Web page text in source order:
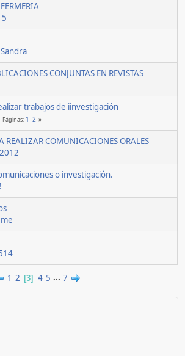
CONJUNTAS EN REVISTAS
trabajos de iinvestigación
Páginas 1 2
REALIZAR COMUNICACIONES ORALES
o investigación.
1 2 3 4 5 ... 7